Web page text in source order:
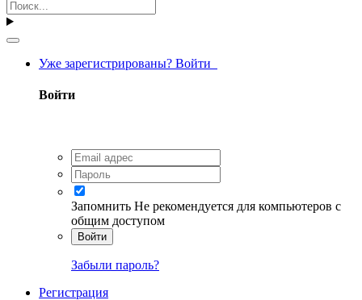
Уже зарегистрированы? Войти
Войти
Запомнить Не рекомендуется для компьютеров с
общим доступом
Войти
Забыли пароль?
Регистрация